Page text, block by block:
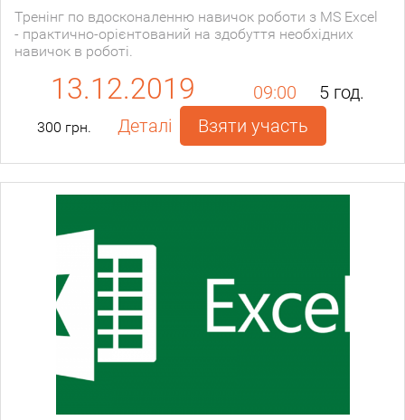
Тренінг по вдосконаленню навичок роботи з MS Excel
- практично-орієнтований на здобуття необхідних
навичок в роботі.
13.12.2019 09:00 5 год.
300 грн. Деталі Взяти участь